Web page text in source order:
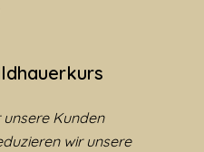
Kunden
wir unsere